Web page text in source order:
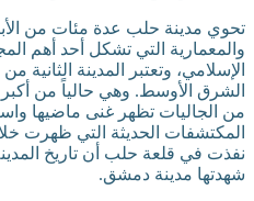
تحوي مدينة حلب عدة مئات من
والمعمارية التي تشكل أحد أهم
الإسلامي، وتعتبر المدينة الثانية
الشرق الأوسط. وهي حالياً من أكبر
من الجاليات تظهر غنى ماضيها
المكتشفات الحديثة التي ظهرت
نفذت في قلعة حلب أن تاريخ
شهدتها مدينة دمشق.